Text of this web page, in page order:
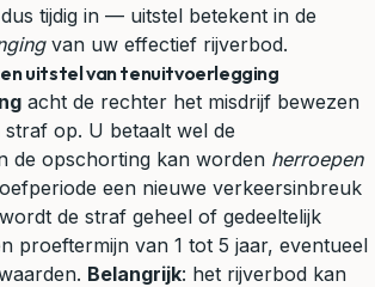
tijdig in — uitstel betekent in de
van uw effectief rijverbod.
en uitstel van tenuitvoerlegging
acht de rechter het misdrijf bewezen
straf op. U betaalt wel de
de opschorting kan worden herroepen
een nieuwe verkeersinbreuk
wordt de straf geheel of gedeeltelijk
proeftermijn van 1 tot 5 jaar, eventueel
Belangrijk: het rijverbod kan